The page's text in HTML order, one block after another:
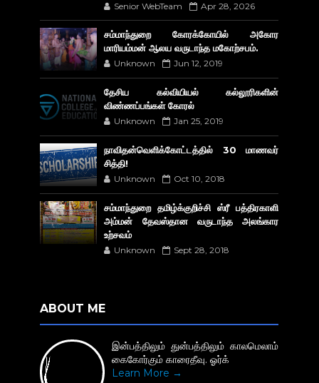
Senior WebTeam Apr 28, 2026
சம்மாந்துறை கோரக்கோயில் அகோர​
மாரியம்மன் ஆலய வருடாந்த மகோற்சபம்.
Unknown Jun 12, 2019
தேசிய கல்வியியல் கல்லூரிகளின்
விண்ணப்பங்கள் கோரல்
Unknown Jan 25, 2019
நாவிதன்வெளிக்கோட்டத்தில் 30 மாணவர்
சித்தி!
Unknown Oct 10, 2018
சம்மாந்துறை தமிழ்க்குறிச்சி ஸ்ரீ பத்திரகாளி
அம்மன் தேவஸ்தான வருடாந்த அலங்கார
உற்சவம்
Unknown Sept 28, 2018
ABOUT ME
இன்பத்திலும் துன்பத்திலும் காலமெலாம்
கைகோர்கும் காரைதீவு. ஓர்க்
Learn More →